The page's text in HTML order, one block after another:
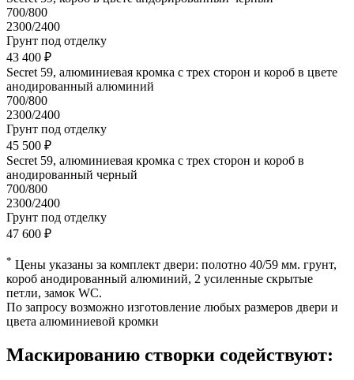
700/800
2300/2400
Грунт под отделку
43 400 ₽
Secret 59, алюминиевая кромка с трех сторон и короб в цвете
анодированный алюминий
700/800
2300/2400
Грунт под отделку
45 500 ₽
Secret 59, алюминиевая кромка с трех сторон и короб в
анодированный черный
700/800
2300/2400
Грунт под отделку
47 600 ₽
* Цены указаны за комплект двери: полотно 40/59 мм. грунт,
короб анодированный алюминий, 2 усиленные скрытые
петли, замок WC.
По запросу возможно изготовление любых размеров двери и
цвета алюминиевой кромки
Маскированию створки содействуют: